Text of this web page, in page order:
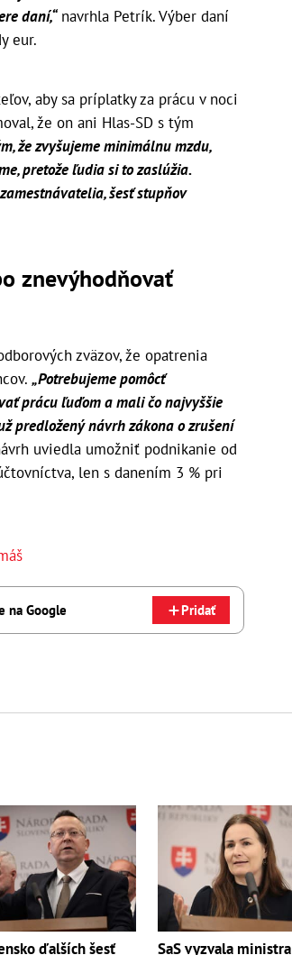
daní,“navrhla Petrík. Výber daní
eur.
aby sa príplatky za prácu v noci
že on ani Hlas-SD s tým
že zvyšujeme minimálnu mzdu,
pretože ľudia si to zaslúžia.
šesť stupňov
znevýhodňovať
zväzov, že opatrenia
„Potrebujeme pomôcť
prácu ľuďom a mali čo najvyššie
predložený návrh zákona o zrušení
uviedla umožniť podnikanie od
len s danením 3 % pri
na Google Pridať
ďalších šesť SaS vyzvala ministra